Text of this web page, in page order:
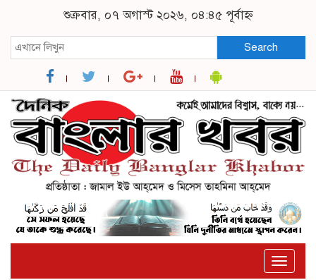
শুক্রবার, ০৭ অগাস্ট ২০২৬, ০৪:৪৫ পূর্বাহ্ন
Search
Toggle